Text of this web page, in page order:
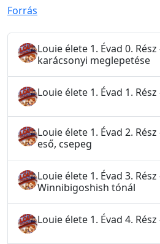
Forrás
Louie élete 1. Évad 0.
karácsonyi meglepetése
Louie élete 1. Évad 1.
Louie élete 1. Évad 2.
eső, csepeg
Louie élete 1. Évad 3.
Winnibigoshish tónál
Louie élete 1. Évad 4.